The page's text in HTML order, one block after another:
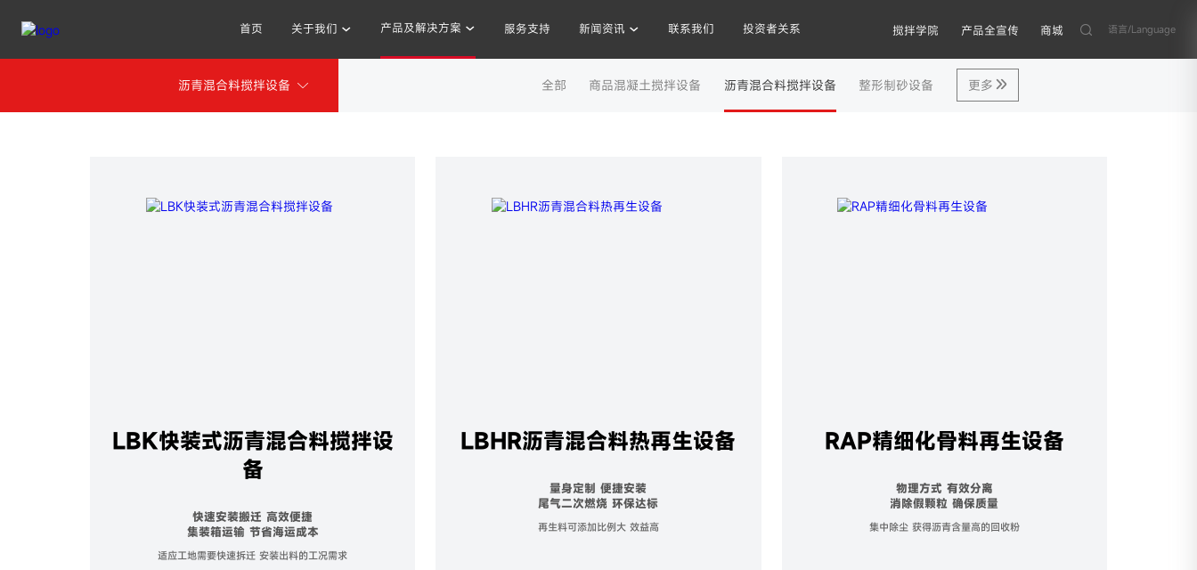
首页 关于我们 产品及解决方案 服务支持 新闻资讯 联系我们 投资者关系 搅拌学院 产品全宣传 商城
其他人也在搜索:
语言/Language
沥青混合料搅拌设备
沥青混合料搅拌设备 全部 商品混凝土搅拌设备 沥青混合料搅拌设备 整形制砂设备 更多
LBK快装式沥青混合料搅拌设
备
快速安装搬迁 高效便捷
集装箱运输 节省海运成本
适应工地需要快速拆迁 安装出料的工况需求
LBHR沥青混合料热再生设备
量身定制 便捷安装
尾气二次燃烧 环保达标
再生料可添加比例大 效益高
RAP精细化骨料再生设备
物理方式 有效分离
消除假颗粒 确保质量
集中除尘 获得沥青含量高的回收粉